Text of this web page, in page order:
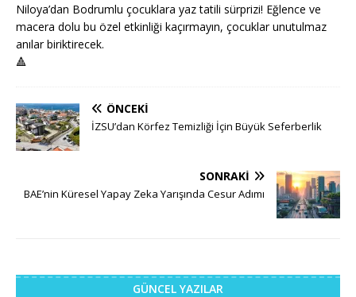
Niloya’dan Bodrumlu çocuklara yaz tatili sürprizi! Eğlence ve
macera dolu bu özel etkinliği kaçırmayın, çocuklar unutulmaz
anılar biriktirecek.
🔺
ÖNCEKI
İZSU’dan Körfez Temizliği İçin Büyük Seferberlik
SONRAKI
BAE’nin Küresel Yapay Zeka Yarışında Cesur Adımı
GÜNCEL YAZILAR